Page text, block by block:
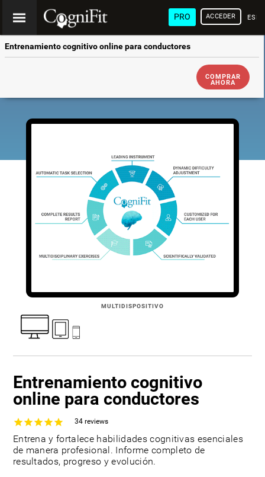
PRO ACCEDER
MULTIDISPOSITIVO
Entrenamiento cognitivo
online para conductores
34reviews
Entrena y fortalece habilidades cognitivas esenciales
de manera profesional. Informe completo de
resultados, progreso y evolución.
Entrenamiento cognitivo online para conductores
COMPRAR
AHORA